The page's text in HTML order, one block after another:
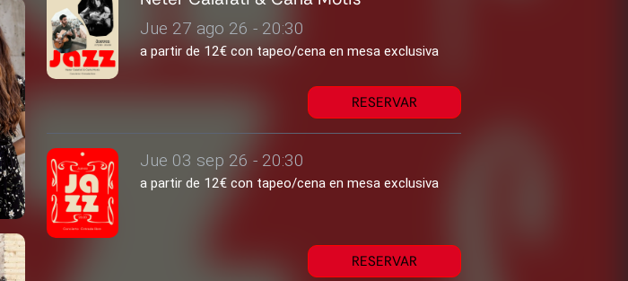
Jue 27 ago 26 - 20:30
a partir de 12€ con tapeo/cena en mesa exclusiva
RESERVAR
Jue 03 sep 26 - 20:30
a partir de 12€ con tapeo/cena en mesa exclusiva
RESERVAR